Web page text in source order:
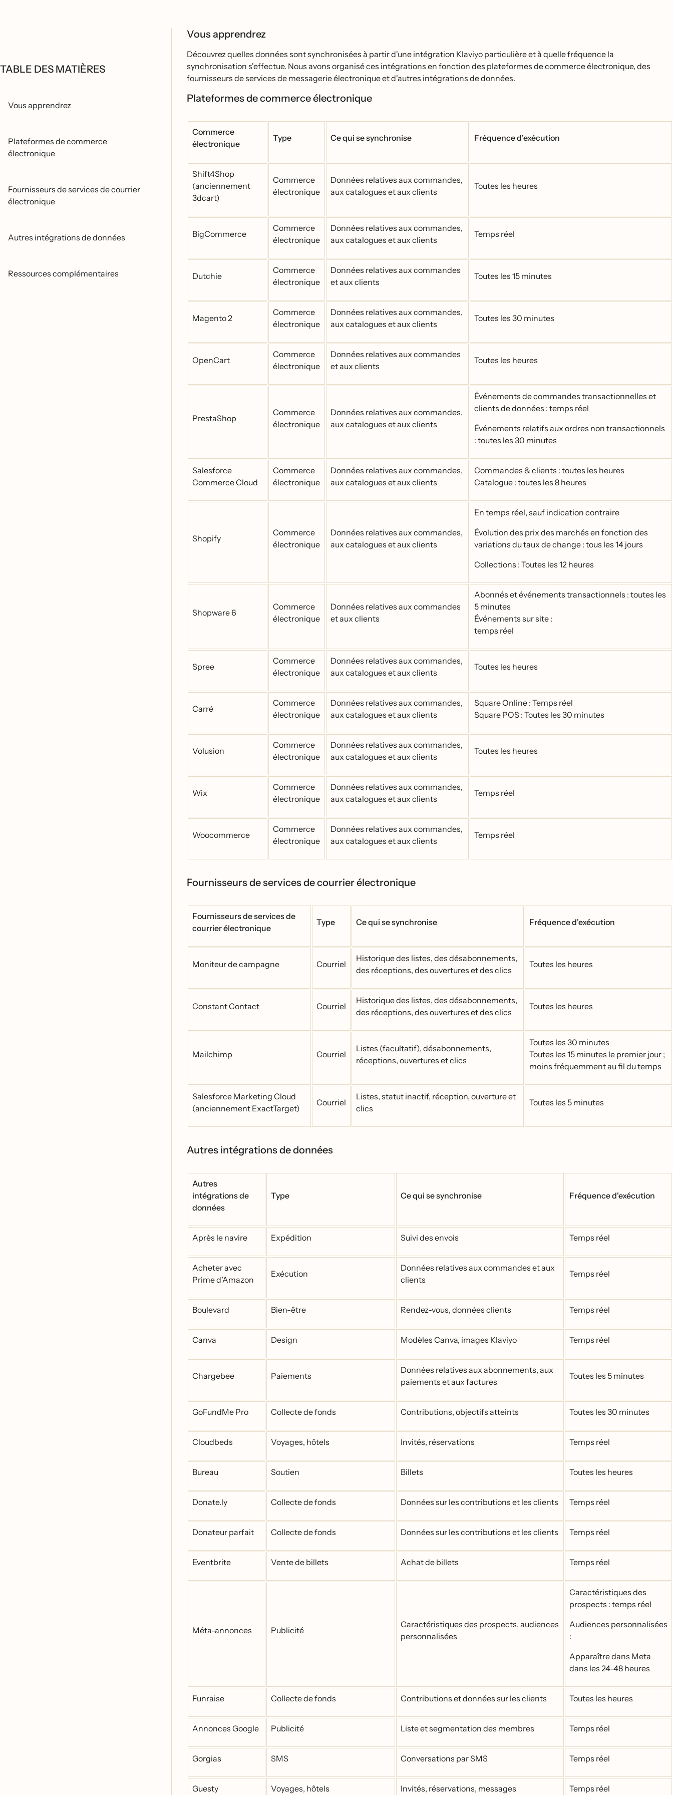
TABLE DES MATIÈRES
Vous apprendrez
Plateformes de commerce
électronique
Fournisseurs de services de courrier
électronique
Autres intégrations de données
Ressources complémentaires
Vous apprendrez
Découvrez quelles données sont synchronisées à partir d'une intégration Klaviyo particulière et à quelle fréquence la
synchronisation s'effectue. Nous avons organisé ces intégrations en fonction des plateformes de commerce électronique, des
fournisseurs de services de messagerie électronique et d'autres intégrations de données.
Plateformes de commerce électronique
Commerce
électronique
Type Ce qui se synchronise Fréquence d'exécution
Shift4Shop
(anciennement
3dcart)
Commerce
électronique
Données relatives aux commandes,
aux catalogues et aux clients
Toutes les heures
BigCommerce
Commerce
électronique
Données relatives aux commandes,
aux catalogues et aux clients
Temps réel
Dutchie
Commerce
électronique
Données relatives aux commandes
et aux clients
Toutes les 15 minutes
Magento 2
Commerce
électronique
Données relatives aux commandes,
aux catalogues et aux clients
Toutes les 30 minutes
OpenCart
Commerce
électronique
Données relatives aux commandes
et aux clients
Toutes les heures
PrestaShop
Commerce
électronique
Données relatives aux commandes,
aux catalogues et aux clients
Événements de commandes transactionnelles et
clients de données : temps réel
Événements relatifs aux ordres non transactionnels
: toutes les 30 minutes
Salesforce
Commerce Cloud
Commerce
électronique
Données relatives aux commandes,
aux catalogues et aux clients
Commandes & clients : toutes les heures
Catalogue : toutes les 8 heures
Shopify
Commerce
électronique
Données relatives aux commandes,
aux catalogues et aux clients
En temps réel, sauf indication contraire
Évolution des prix des marchés en fonction des
variations du taux de change : tous les 14 jours
Collections : Toutes les 12 heures
Shopware 6
Commerce
électronique
Données relatives aux commandes
et aux clients
Abonnés et événements transactionnels : toutes les
5 minutes
Événements sur site :
temps réel
Spree
Commerce
électronique
Données relatives aux commandes,
aux catalogues et aux clients
Toutes les heures
Carré
Commerce
électronique
Données relatives aux commandes,
aux catalogues et aux clients
Square Online : Temps réel
Square POS : Toutes les 30 minutes
Volusion
Commerce
électronique
Données relatives aux commandes,
aux catalogues et aux clients
Toutes les heures
Wix
Commerce
électronique
Données relatives aux commandes,
aux catalogues et aux clients
Temps réel
Woocommerce
Commerce
électronique
Données relatives aux commandes,
aux catalogues et aux clients
Temps réel
Fournisseurs de services de courrier électronique
Fournisseurs de services de
courrier électronique
Type Ce qui se synchronise Fréquence d'exécution
Moniteur de campagne Courriel
Historique des listes, des désabonnements,
des réceptions, des ouvertures et des clics
Toutes les heures
Constant Contact Courriel
Historique des listes, des désabonnements,
des réceptions, des ouvertures et des clics
Toutes les heures
Mailchimp Courriel
Listes (facultatif), désabonnements,
réceptions, ouvertures et clics
Toutes les 30 minutes
Toutes les 15 minutes le premier jour ;
moins fréquemment au fil du temps
Salesforce Marketing Cloud
(anciennement ExactTarget)
Courriel
Listes, statut inactif, réception, ouverture et
clics
Toutes les 5 minutes
Autres intégrations de données
Autres
intégrations de
données
Type Ce qui se synchronise Fréquence d'exécution
Après le navire Expédition Suivi des envois Temps réel
Acheter avec
Prime d’Amazon
Exécution
Données relatives aux commandes et aux
clients
Temps réel
Boulevard Bien-être Rendez-vous, données clients Temps réel
Canva Design Modèles Canva, images Klaviyo Temps réel
Chargebee Paiements
Données relatives aux abonnements, aux
paiements et aux factures
Toutes les 5 minutes
GoFundMe Pro Collecte de fonds Contributions, objectifs atteints Toutes les 30 minutes
Cloudbeds Voyages, hôtels Invités, réservations Temps réel
Bureau Soutien Billets Toutes les heures
Donate.ly Collecte de fonds Données sur les contributions et les clients Temps réel
Donateur parfait Collecte de fonds Données sur les contributions et les clients Temps réel
Eventbrite Vente de billets Achat de billets Temps réel
Méta-annonces Publicité
Caractéristiques des prospects, audiences
personnalisées
Caractéristiques des
prospects : temps réel
Audiences personnalisées
:
Apparaître dans Meta
dans les 24-48 heures
Funraise Collecte de fonds Contributions et données sur les clients Toutes les heures
Annonces Google Publicité Liste et segmentation des membres Temps réel
Gorgias SMS Conversations par SMS Temps réel
Guesty Voyages, hôtels Invités, réservations, messages Temps réel